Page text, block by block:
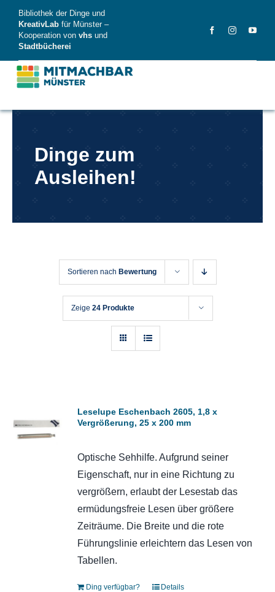
content
Bibliothek der Dinge und
KreativLab für Münster –
Kooperation von vhs und
Stadtbücherei
DingeDinge zum
Ausleihen!
Sortieren nach Bewertung
Zeige 24 Produkte
Leselupe Eschenbach 2605, 1,8 x
Vergrößerung, 25 x 200 mm
Optische Sehhilfe. Aufgrund seiner
Eigenschaft, nur in eine Richtung zu
vergrößern, erlaubt der Lesestab das
ermüdungsfreie Lesen über größere
Zeiträume. Die Breite und die rote
Führungslinie erleichtern das Lesen von
Tabellen.
Ding verfügbar? Details